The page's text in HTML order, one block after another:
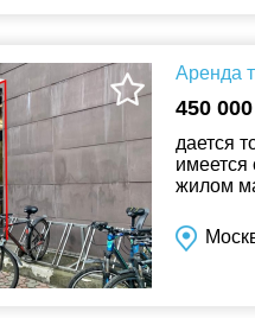
Аренда
450
дается
имеется
жилом